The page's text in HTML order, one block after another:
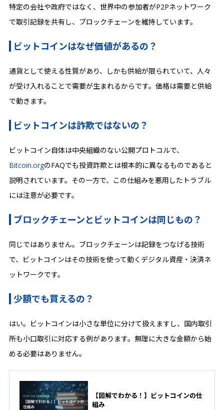
特定の会社や政府ではなく、世界中の参加者がP2Pネットワーク
で取引記録を共有し、ブロックチェーンを維持しています。
ビットコインはなぜ価値があるの？
通貨として使える性質があり、しかも供給が限られていて、人々
が受け入れることで需要が生まれるからです。価格は需要と供給
で動きます。
ビットコインは詐欺ではないの？
ビットコイン自体は中央組織のない公開プロトコルで、
Bitcoin.orgのFAQでも投資詐欺とは根本的に異なるものであると
説明されています。その一方で、この仕組みを悪用したトラブル
には注意が必要です。
ブロックチェーンとビットコインは同じもの？
同じではありません。ブロックチェーンは記録をつなげる技術
で、ビットコインはその技術を使って動くデジタル資産・決済ネ
ットワークです。
少額でも買えるの？
はい。ビットコインは小さな単位に分けて扱えますし、国内取引
所も小口取引に対応する例があります。無理に大きな金額から始
める必要はありません。
【図解でわかる！】ビットコインの仕
組み